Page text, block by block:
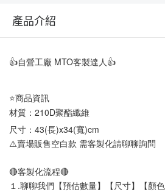
產品介紹
👍自營工廠 MTO客製達人👍
⭐商品資訊
材質：210D聚酯纖維
尺寸：43(長)x34(寬)cm
⚠️賣場販售空白款 需客製化請聊聊詢問
🔴客製化流程🔴
１.聊聊我們【預估數量】【尺寸】【顏